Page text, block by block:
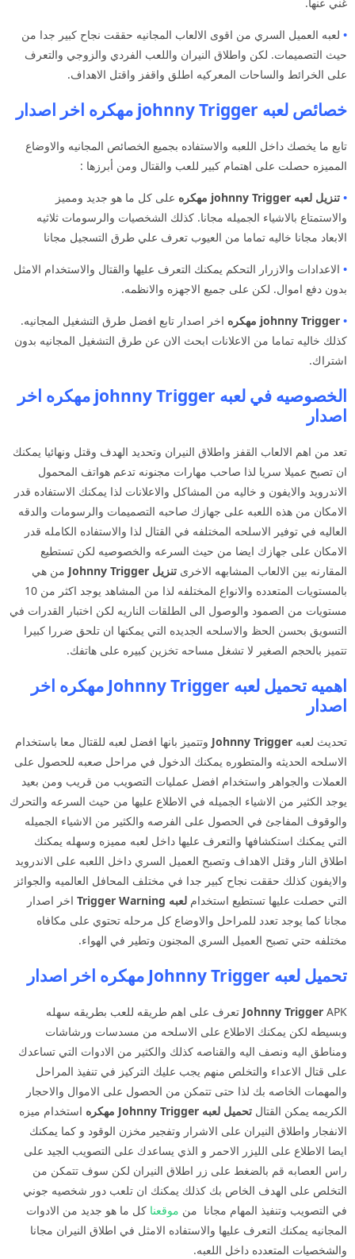
• لعبه العميل السري من اقوى الالعاب المجانيه حققت نجاح كبير جدا من
حيث التصميمات. لكن واطلاق النيران واللعب الفردي والزوجي والتعرف
على الخرائط والساحات المعركيه اطلق واقفز واقتل الاهداف.
خصائص لعبه johnny Trigger مهكره اخر اصدار
تابع ما يخصك داخل اللعبه والاستفاده بجميع الخصائص المجانيه والاوضاع
المميزه حصلت على اهتمام كبير للعب والقتال ومن أبرزها :
• تنزيل لعبه johnny Trigger مهكره على كل ما هو جديد ومميز
والاستمتاع بالاشياء الجميله مجانا. كذلك الشخصيات والرسومات ثلاثيه
الابعاد مجانا خاليه تماما من العيوب تعرف علي طرق التسجيل مجانا
• الاعدادات والازرار التحكم يمكنك التعرف عليها والقتال والاستخدام الامثل
بدون دفع اموال. لكن على جميع الاجهزه والانظمه.
• johnny Trigger مهكره
اخر اصدار تابع افضل طرق التشغيل المجانيه.
كذلك خاليه تماما من الاعلانات ابحث الان عن طرق التشغيل المجانيه بدون
اشتراك.
الخصوصيه في لعبه johnny Trigger مهكره اخر
اصدار
تعد من اهم الالعاب القفز واطلاق النيران وتحديد الهدف وقتل ونهائيا يمكنك
ان تصبح عميلا سريا لذا صاحب مهارات مجنونه تدعم هواتف المحمول
الاندرويد والايفون و خاليه من المشاكل والاعلانات لذا يمكنك الاستفاده قدر
الامكان من هذه اللعبه على جهازك صاحبه التصميمات والرسومات والدقه
العاليه في توفير الاسلحه المختلفه في القتال لذا والاستفاده الكامله قدر
الامكان على جهازك ايضا من حيث السرعه والخصوصيه لكن تستطيع
المقارنه بين الالعاب المشابهه الاخرى تنزيل Johnny Trigger
من هي
بالمستويات المتعدده والانواع المختلفه لذا من المشاهد يوجد اكثر من 10
مستويات من الصمود والوصول الى الطلقات الناريه لكن اختبار القدرات في
التسويق بحسن الحظ والاسلحه الجديده التي يمكنها ان تلحق ضررا كبيرا
تتميز بالحجم الصغير لا تشغل مساحه تخزين كبيره على هاتفك.
اهميه تحميل لعبه Johnny Trigger مهكره اخر
اصدار
تحديث لعبه
وتتميز بانها افضل لعبه للقتال معا باستخدام
الاسلحه الحديثه والمتطوره يمكنك الدخول في مراحل صعبه للحصول على
العملات والجواهر واستخدام افضل عمليات التصويب من قريب ومن بعيد
يوجد الكثير من الاشياء الجميله في الاطلاع عليها من حيث السرعه والتحرك
والوقوف المفاجئ في الحصول على الفرصه والكثير من الاشياء الجميله
التي يمكنك استكشافها والتعرف عليها داخل لعبه مميزه وسهله يمكنك
اطلاق النار وقتل الاهداف وتصبح العميل السري داخل اللعبه على الاندرويد
والايفون كذلك حققت نجاح كبير جدا في مختلف المحافل العالميه والجوائز
التي حصلت عليها تستطيع استخدام لعبه Trigger Warning
اخر اصدار
مجانا كما يوجد تعدد للمراحل والاوضاع كل مرحله تحتوي على مكافاه
مختلفه حتي تصبح العميل السري المجنون وتطير في الهواء.
تحميل لعبه Johnny Trigger مهكره اخر اصدار
Johnny Trigger APK تعرف على اهم طريقه للعب بطريقه سهله
وبسيطه لكن يمكنك الاطلاع على الاسلحه من مسدسات ورشاشات
ومناطق اليه ونصف اليه والقناصه كذلك والكثير من الادوات التي تساعدك
على قتال الاعداء والتخلص منهم يجب عليك التركيز في تنفيذ المراحل
والمهمات الخاصه بك لذا حتى تتمكن من الحصول على الاموال والاحجار
الكريمه يمكن القتال تحميل لعبه Johnny Trigger مهكره
استخدام ميزه
الانفجار واطلاق النيران على الاشرار وتفجير مخزن الوقود و كما يمكنك
ايضا الاطلاع على الليزر الاحمر و الذي يساعدك على التصويب الجيد على
راس العصابه قم بالضغط على زر اطلاق النيران لكن سوف تتمكن من
التخلص على الهدف الخاص بك كذلك يمكنك ان تلعب دور شخصيه جوني
في التصويب وتنفيذ المهام مجانا من موقعنا كل ما هو جديد من الادوات
المجانيه يمكنك التعرف عليها والاستفاده الامثل في اطلاق النيران مجانا
والشخصيات المتعدده داخل اللعبه.